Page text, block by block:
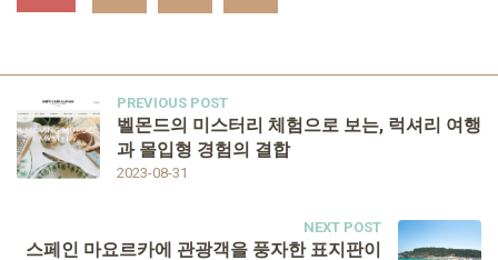
PREVIOUS POST
2023-08-31
벨몬드의 미스터리 체험으로 보는, 럭셔리 여행
과 몰입형 경험의 결합
NEXT POST
스페인 마요르카에 관광객을 풍자한 표지판이